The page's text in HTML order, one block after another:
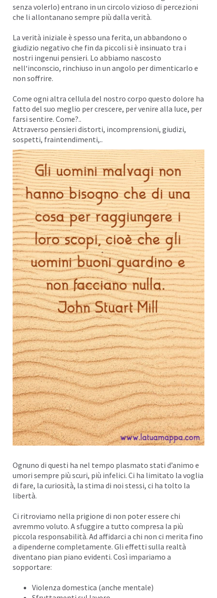
senza volerlo) entrano in un circolo vizioso di percezioni
che li allontanano sempre più dalla verità.
La verità iniziale è spesso una ferita, un abbandono o
giudizio negativo che fin da piccoli si è insinuato tra i
nostri ingenui pensieri. Lo abbiamo nascosto
nell‘inconscio, rinchiuso in un angolo per dimenticarlo e
non soffrire.
Come ogni altra cellula del nostro corpo questo dolore ha
fatto del suo meglio per crescere, per venire alla luce, per
farsi sentire. Come?..
Attraverso pensieri distorti, incomprensioni, giudizi,
sospetti, fraintendimenti,..
Ognuno di questi ha nel tempo plasmato stati d’animo e
umori sempre più scuri, più infelici. Ci ha limitato la voglia
di fare, la curiosità, la stima di noi stessi, ci ha tolto la
libertà.
Ci ritroviamo nella prigione di non poter essere chi
avremmo voluto. A sfuggire a tutto compresa la più
piccola responsabilità. Ad affidarci a chi non ci merita fino
a dipenderne completamente. Gli effetti sulla realtà
diventano pian piano evidenti. Così impariamo a
sopportare:
Violenza domestica (anche mentale)